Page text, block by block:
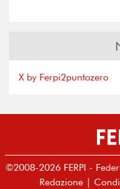
X by Ferpi2puntozero
©2008-2026 FERPI -
Redazione|